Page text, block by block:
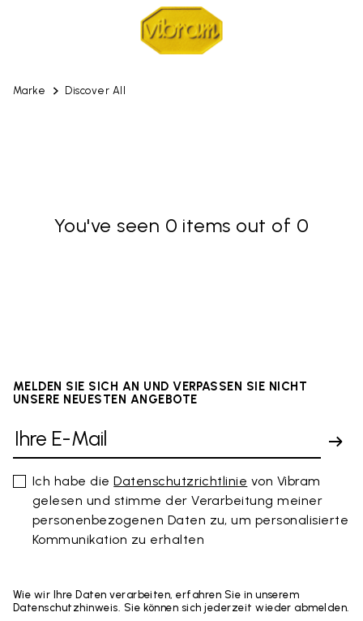
Marke Discover All
You've seen 0 items out of 0
MELDEN SIE SICH AN UND VERPASSEN SIE NICHT
UNSERE NEUESTEN ANGEBOTE
Ich habe dieDatenschutzrichtlinie von Vibram
gelesen und stimme der Verarbeitung meiner
personenbezogenen Daten zu, um personalisierte
Kommunikation zu erhalten
Wie wir Ihre Daten verarbeiten, erfahren Sie in unserem
Datenschutzhinweis. Sie können sich jederzeit wieder abmelden.